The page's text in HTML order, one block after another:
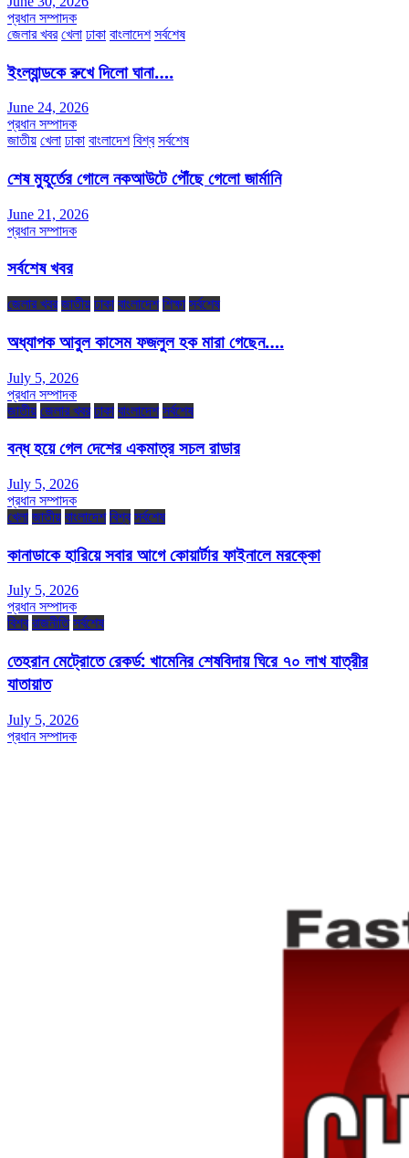
প্রধান সম্পাদক
জেলার খবর খেলা ঢাকা বাংলাদেশ সর্বশেষ
ইংল্যান্ডকে রুখে দিলো ঘানা….
June 24, 2026
প্রধান সম্পাদক
জাতীয় খেলা ঢাকা বাংলাদেশ বিশ্ব সর্বশেষ
শেষ মুহূর্তের গোলে নকআউটে পৌঁছে গেলো জার্মানি
June 21, 2026
প্রধান সম্পাদক
সর্বশেষ খবর
জেলার খবর জাতীয় ঢাকা বাংলাদেশ শিক্ষা সর্বশেষ
অধ্যাপক আবুল কাসেম ফজলুল হক মারা গেছেন….
July 5, 2026
প্রধান সম্পাদক
জাতীয় জেলার খবর ঢাকা বাংলাদেশ সর্বশেষ
বন্ধ হয়ে গেল দেশের একমাত্র সচল রাডার
July 5, 2026
প্রধান সম্পাদক
খেলা জাতীয় বাংলাদেশ বিশ্ব সর্বশেষ
কানাডাকে হারিয়ে সবার আগে কোয়ার্টার ফাইনালে মরক্কো
July 5, 2026
প্রধান সম্পাদক
বিশ্ব রাজনীতি সর্বশেষ
তেহরান মেট্রোতে রেকর্ড: খামেনির শেষবিদায় ঘিরে ৭০ লাখ যাত্রীর
যাতায়াত
July 5, 2026
প্রধান সম্পাদক